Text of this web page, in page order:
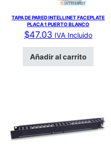
TAPA DE PARED INTELLINET FACEPLATE
PLACA 1 PUERTO BLANCO
$47.03 IVA Incluido
Añadir al carrito